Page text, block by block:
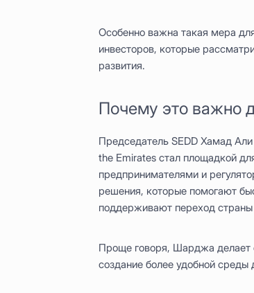
Особенно важна такая мера
инвесторов, которые
развития.
Почему это важно
Председатель SEDD Хамад
the Emirates стал площадкой
предпринимателями и
решения, которые помогают
поддерживают переход
Проще говоря, Шарджа делает
создание более удобной среды